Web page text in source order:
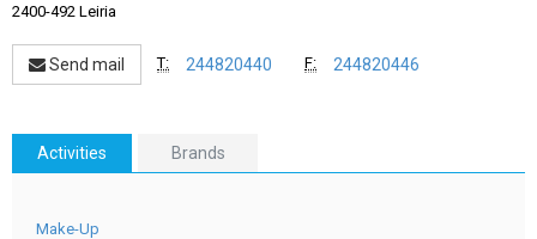
2400-492 Leiria
Send mail T: 244820440 F: 244820446
Activities Brands
Make-Up